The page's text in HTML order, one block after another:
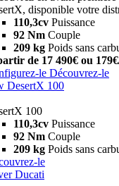
disponible votre
110,3cv Puissance
92 Nm Couple
209 kg Poids sans
de 17 490€ ou
le Découvrez-le
DesertX 100
100
110,3cv Puissance
92 Nm Couple
209 kg Poids sans
le
Ducati